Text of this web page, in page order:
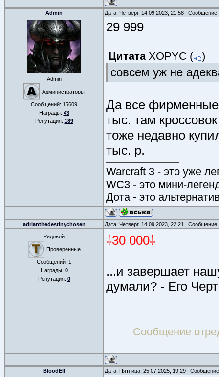
Admin Дата: Четверг, 14.09.2023, 21:58 |
Admin
Администраторы
Сообщений: 15609
Награды: 43
Репутация: 189
29 999
Цитата XOPYC ( )
совсем уж не
Да все фирменные
тыс. там
тоже недавно
тыс. р.
Warcraft 3 - это уже
WC3 - это мини-
Дота - это
adrianthedestinychosen Дата: Четверг, 14.09.2023, 22:21 |
Рядовой
Проверенные
Сообщений: 1
Награды: 0
Репутация: 0
⸸30 000⸸
...и завершает
думали? - Его
Сообщение
BloodElf Дата: Пятница, 25.07.2025, 19:29 |